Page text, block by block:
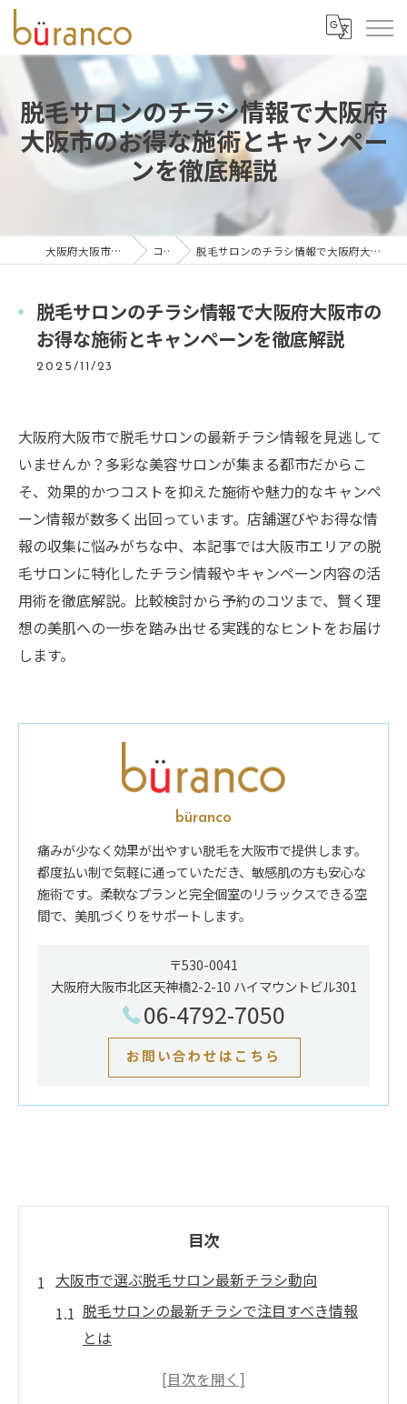
脱毛サロンのチラシ情報で大阪府
大阪市のお得な施術とキャンペー
ンを徹底解説
大阪府大阪市の脱毛ならbüranco コラム 脱毛サロンのチラシ情報で大阪府大阪市のお得な施術とキャンペーンを徹底解説
脱毛サロンのチラシ情報で大阪府大阪市の
お得な施術とキャンペーンを徹底解説
2025/11/23
大阪府大阪市で脱毛サロンの最新チラシ情報を見逃して
いませんか？多彩な美容サロンが集まる都市だからこ
そ、効果的かつコストを抑えた施術や魅力的なキャンペ
ーン情報が数多く出回っています。店舗選びやお得な情
報の収集に悩みがちな中、本記事では大阪市エリアの脱
毛サロンに特化したチラシ情報やキャンペーン内容の活
用術を徹底解説。比較検討から予約のコツまで、賢く理
想の美肌への一歩を踏み出せる実践的なヒントをお届け
します。
büranco
痛みが少なく効果が出やすい脱毛を大阪市で提供します。
都度払い制で気軽に通っていただき、敏感肌の方も安心な
施術です。柔軟なプランと完全個室のリラックスできる空
間で、美肌づくりをサポートします。
〒530-0041
大阪府大阪市北区天神橋2-2-10 ハイマウントビル301
06-4792-7050
お問い合わせはこちら
目次
大阪市で選ぶ脱毛サロン最新チラシ動向
脱毛サロンの最新チラシで注目すべき情報
とは
大阪市の脱毛サロンチラシに見る最新傾向